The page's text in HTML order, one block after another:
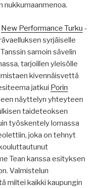
nukkumaanmenoa.
New Performance Turku -
syrjäiselle
samoin sävelin
tarjoillen yleisölle
kivennäisvettä
jatkui Porin
näyttelyn yhteyteen
taideteoksen
työskentely lomassa
joka on tehnyt
Tean kanssa esityksen
Valmistelun
miltei kaikki kaupungin